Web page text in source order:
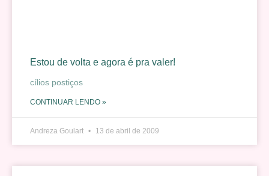
Estou de volta e agora é pra valer!
cílios postiços
CONTINUAR LENDO »
Andreza Goulart 13 de abril de 2009